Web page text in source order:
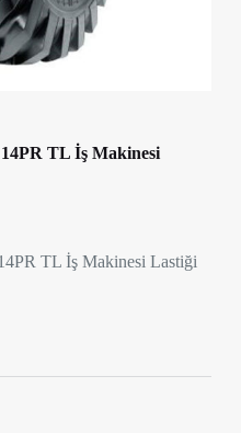
14PR TL İş Makinesi
TL İş Makinesi Lastiği